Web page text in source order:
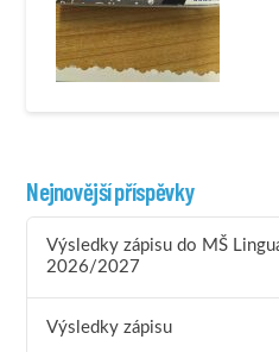
Nejnovější příspěvky
Výsledky zápisu do MŠ
2026/2027
Výsledky zápisu